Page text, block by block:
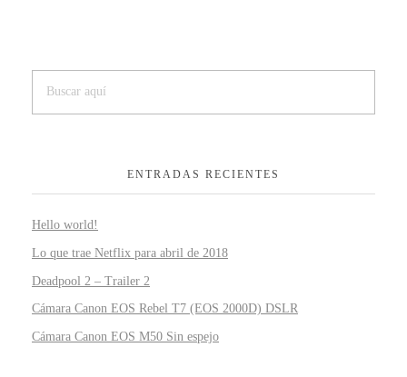
ENTRADAS RECIENTES
Hello world!
Lo que trae Netflix para abril de 2018
Deadpool 2 – Trailer 2
Cámara Canon EOS Rebel T7 (EOS 2000D) DSLR
Cámara Canon EOS M50 Sin espejo